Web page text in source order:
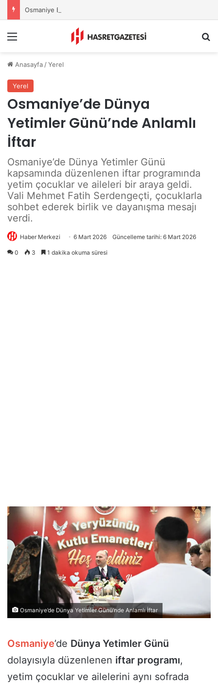
Osmaniye Belediyesi’nden Sahte Aramalara Kritik Uyarı
Anasayfa /Yerel
Yerel
Osmaniye’de Dünya
Yetimler Günü’nde Anlamlı
İftar
Osmaniye’de Dünya Yetimler Günü
kapsamında düzenlenen iftar programında
yetim çocuklar ve aileleri bir araya geldi.
Vali Mehmet Fatih Serdengeçti, çocuklarla
sohbet ederek birlik ve dayanışma mesajı
verdi.
Haber Merkezi 6 Mart 2026 Güncelleme tarihi: 6 Mart 2026
0 3 1 dakika okuma süresi
Osmaniye’de Dünya Yetimler Günü’nde Anlamlı İftar
Osmaniye’de Dünya Yetimler Günü
dolayısıyla düzenlenen iftar programı,
yetim çocuklar ve ailelerini aynı sofrada